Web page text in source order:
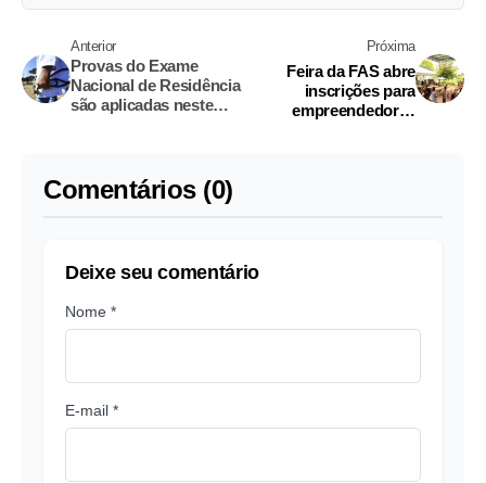
Anterior
Provas do Exame
Nacional de Residência
são aplicadas neste
Próxima
Feira da FAS abre
inscrições para
empreendedores
Comentários (0)
Deixe seu comentário
Nome *
E-mail *